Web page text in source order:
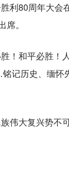
80周年大会
。
和平必胜！人
记历史、缅
大复兴势不